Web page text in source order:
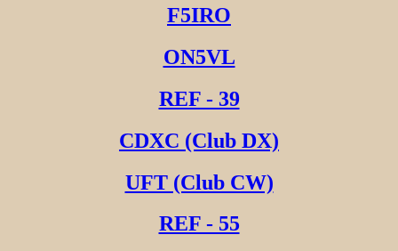
F5IRO
ON5VL
REF - 39
CDXC (Club DX)
UFT (Club CW)
REF - 55